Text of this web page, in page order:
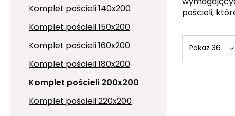
Komplet pościeli 140x200
Komplet pościeli 150x200
Komplet pościeli 160x200
Komplet pościeli 180x200
Komplet pościeli 200x200
Komplet pościeli 220x200
pościeli,
Pokaż 36